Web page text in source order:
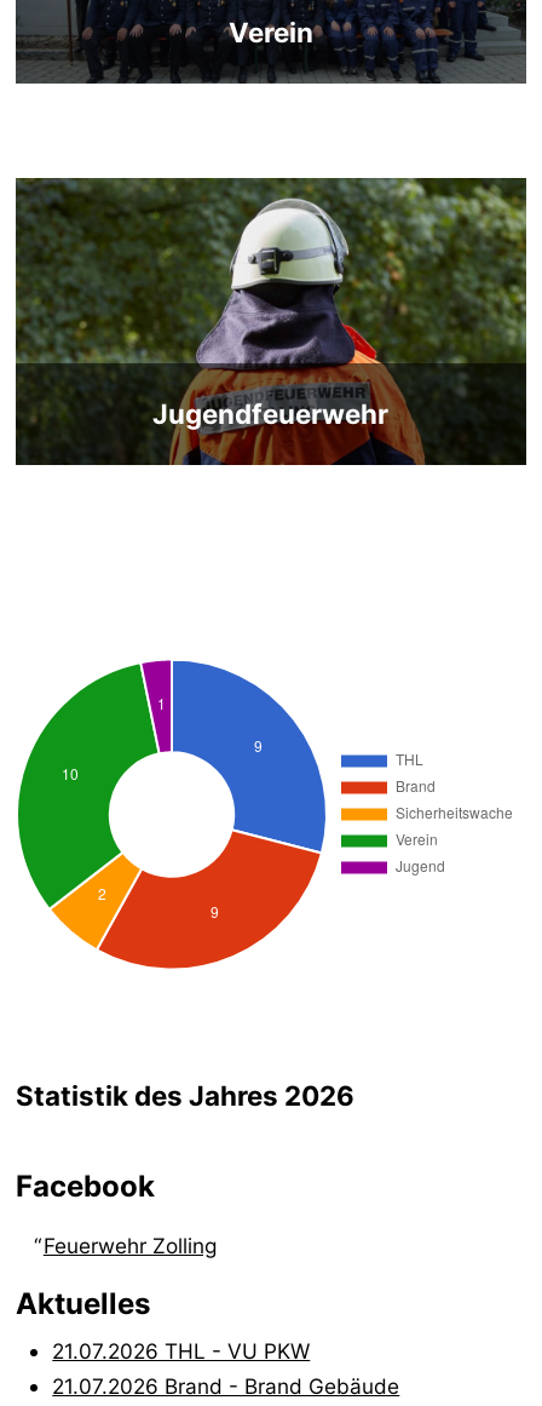
Verein
Jugendfeuerwehr
Statistik des Jahres 2026
Facebook
Feuerwehr Zolling
Aktuelles
21.07.2026 THL - VU PKW
21.07.2026 Brand - Brand Gebäude